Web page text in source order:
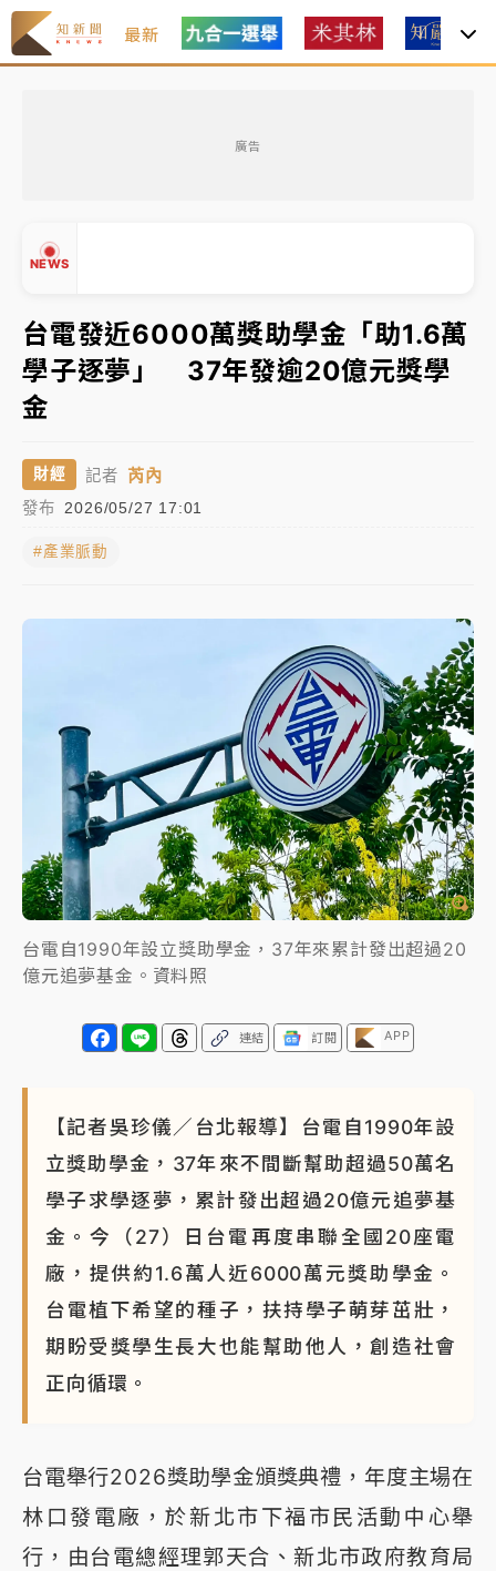
最新
廣告
NEWS
處置制度大變革！ 證交所今起縮短股票「關禁閉」天
數與撮合時間
才續任就飛美國大學面試 清大校長高為元致歉：機會
到來時引起我的好奇
白海豚颱風解除海警 西南風來了！4縣市大雨特報、各
地午後雷雨
分析｜
標？ 鴻海本週法說法人關注的四大重點
盟 兩大愛徒向他致
和欣客運總裁逝世！少東涉洗錢遭收押 戴手銬
處置制度大變革！ 證交所今起縮短股票「關禁閉」天
數與撮合時間
才續任就飛美國大學面試 清大校長高為元致歉：機會
到來時引起我的好奇
白海豚颱風解除海警 西南風來了！4縣市大雨特報、各
地午後雷雨
分析｜ 7月營收甫首破單月9000億元下半年續旺指
標？ 鴻海本週法說法人關注的四大重點
NBA｜ 傳奇名帥驚傳離世！曾以「瘋狂籃球」震撼聯
盟 兩大愛徒向他致
▼
台電發近6000萬獎助學金「助1.6萬
學子逐夢」 37年發逾20億元獎學
金
財經 記者 芮內
發布 2026/05/27 17:01
#產業脈動
台電自1990年設立獎助學金，37年來累計發出超過20
億元追夢基金。資料照
連結 訂閱 APP
【記者吳珍儀／台北報導】台電自1990年設
立獎助學金，37年來不間斷幫助超過50萬名
學子求學逐夢，累計發出超過20億元追夢基
金。今（27）日台電再度串聯全國20座電
廠，提供約1.6萬人近6000萬元獎助學金。
台電植下希望的種子，扶持學子萌芽茁壯，
期盼受獎學生長大也能幫助他人，創造社會
正向循環。
台電舉行2026獎助學金頒獎典禮，年度主場在
林口發電廠，於新北市下福市民活動中心舉
行，由台電總經理郭天合、新北市政府教育局